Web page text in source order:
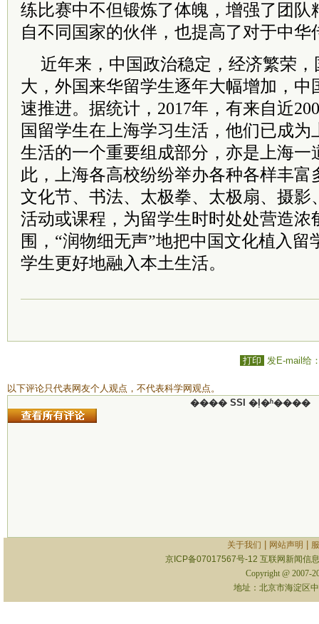
练比赛中不但锻炼了体魄，增强了团队
自不同国家的伙伴，也提高了对于中华
近年来，中国政治稳定，经济繁荣
大，外国来华留学生逐年大幅增加，中
速推进。据统计，2017年，有来自近
国留学生在上海学习生活，他们已成为
生活的一个重要组成部分，亦是上海一
此，上海各高校纷纷举办各种各样丰富
文化节、书法、太极拳、太极扇、摄影
活动或课程，为留学生时时处处营造浓
围，“润物细无声”地把中国文化植入留
学生更好地融入本土生活。
打印 发E-mail给
以下评论只代表网友个人观点，不代表科学网观点。
���� SSI �ļ�ʱ����
关于我们 网站声明
京ICP备07017567号-12 互联网新闻信
Copyright @ 2007-
地址：北京市海淀区